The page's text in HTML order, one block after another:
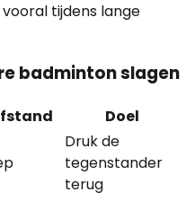
tijdens lange
badminton slagen
Doel
Druk de
tegenstander
terug